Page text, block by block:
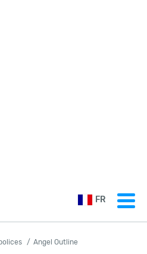
FR
Angel Outline